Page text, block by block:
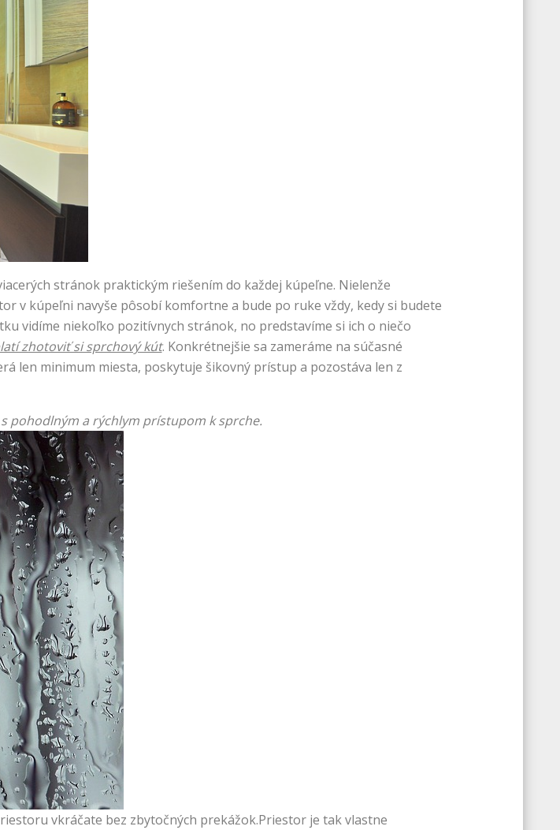
stránok praktickým riešením do každej kúpeľne. Nielenže
v kúpeľni navyše pôsobí komfortne a bude po ruke vždy, kedy si budete
vidíme niekoľko pozitívnych stránok, no predstavíme si ich o niečo
zhotoviť si sprchový kút. Konkrétnejšie sa zameráme na súčasné
len minimum miesta, poskytuje šikovný prístup a pozostáva len z
pohodlným a rýchlym prístupom k sprche.
vkráčate bez zbytočných prekážok.Priestor je tak vlastne